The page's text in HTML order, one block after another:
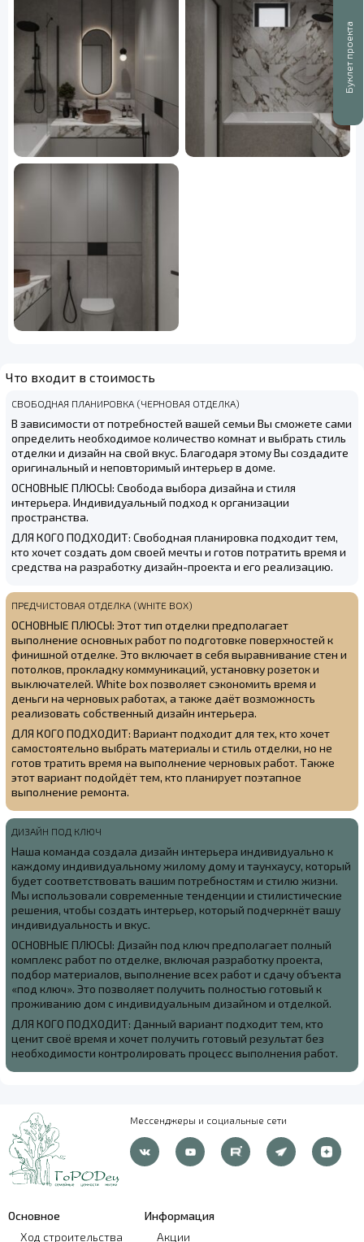
Буклет проекта
Что входит в стоимость
СВОБОДНАЯ ПЛАНИРОВКА (ЧЕРНОВАЯ ОТДЕЛКА)
В зависимости от потребностей вашей семьи Вы сможете сами
определить необходимое количество комнат и выбрать стиль
отделки и дизайн на свой вкус. Благодаря этому Вы создадите
оригинальный и неповторимый интерьер в доме.
ОСНОВНЫЕ ПЛЮСЫ: Свобода выбора дизайна и стиля
интерьера. Индивидуальный подход к организации
пространства.
ДЛЯ КОГО ПОДХОДИТ: Свободная планировка подходит тем,
кто хочет создать дом своей мечты и готов потратить время и
средства на разработку дизайн-проекта и его реализацию.
ПРЕДЧИСТОВАЯ ОТДЕЛКА (WHITE BOX)
ОСНОВНЫЕ ПЛЮСЫ: Этот тип отделки предполагает
выполнение основных работ по подготовке поверхностей к
финишной отделке. Это включает в себя выравнивание стен и
потолков, прокладку коммуникаций, установку розеток и
выключателей. White box позволяет сэкономить время и
деньги на черновых работах, а также даёт возможность
реализовать собственный дизайн интерьера.
ДЛЯ КОГО ПОДХОДИТ: Вариант подходит для тех, кто хочет
самостоятельно выбрать материалы и стиль отделки, но не
готов тратить время на выполнение черновых работ. Также
этот вариант подойдёт тем, кто планирует поэтапное
выполнение ремонта.
ДИЗАЙН ПОД КЛЮЧ
Наша команда создала дизайн интерьера индивидуально к
каждому индивидуальному жилому дому и таунхаусу, который
будет соответствовать вашим потребностям и стилю жизни.
Мы использовали современные тенденции и стилистические
решения, чтобы создать интерьер, который подчеркнёт вашу
индивидуальность и вкус.
ОСНОВНЫЕ ПЛЮСЫ: Дизайн под ключ предполагает полный
комплекс работ по отделке, включая разработку проекта,
подбор материалов, выполнение всех работ и сдачу объекта
«под ключ». Это позволяет получить полностью готовый к
проживанию дом с индивидуальным дизайном и отделкой.
ДЛЯ КОГО ПОДХОДИТ: Данный вариант подходит тем, кто
ценит своё время и хочет получить готовый результат без
необходимости контролировать процесс выполнения работ.
Мессенджеры и социальные сети
Основное
Ход строительства
Информация
Акции